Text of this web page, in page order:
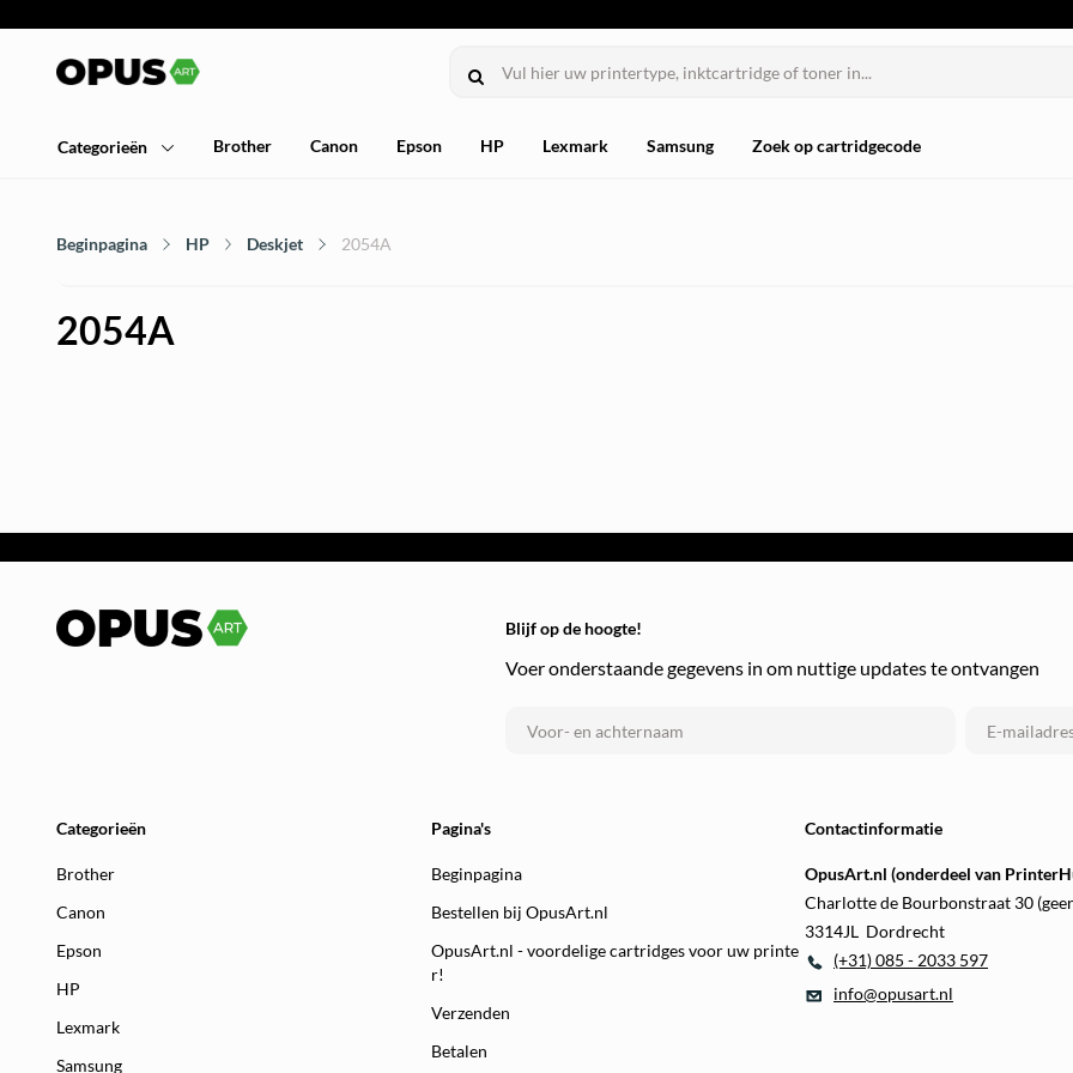
Categorieën Brother Canon Epson HP Lexmark Samsung Zoek op cartridgecode
Beginpagina HP Deskjet 2054A
2054A
Blijf op de hoogte!
Voer onderstaande gegevens in om nuttige updates te ontvangen
Categorieën
Brother
Canon
Epson
HP
Lexmark
Samsung
Pagina's
Beginpagina
Bestellen bij OpusArt.nl
OpusArt.nl - voordelige cartridges voor uw printe
r!
Verzenden
Betalen
Contactinformatie
OpusArt.nl (onderdeel van
Charlotte de Bourbonstraat 30
3314JL Dordrecht
(+31) 085 - 2033 597
info@opusart.nl